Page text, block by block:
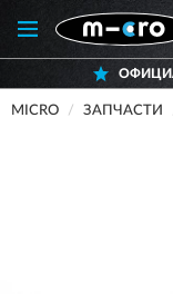
MICRO ЗАПЧАСТИ